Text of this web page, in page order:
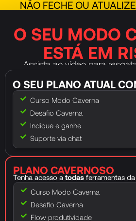
NÃO FECHE OU
O SEU MODO
ESTÁ EM
Assista ao vídeo para
O SEU PLANO ATUAL
Curso Modo Caverna
Desafio Caverna
Indique e ganhe
Suporte via chat
PLANO CAVERNOSO
Tenha acesso atodasferramentas
Curso Modo Caverna
Desafio Caverna
Flow produtividade